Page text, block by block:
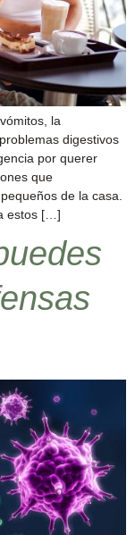
la
digestivos
por querer
que
de la casa.
estos […]